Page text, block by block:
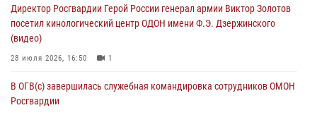
Директор Росгвардии Герой России генерал армии Виктор Золотов
посетил кинологический центр ОДОН имени Ф.Э. Дзержинского
(видео)
28 июля 2026, 16:50 1
В ОГВ(с) завершилась служебная командировка сотрудников ОМОН
Росгвардии